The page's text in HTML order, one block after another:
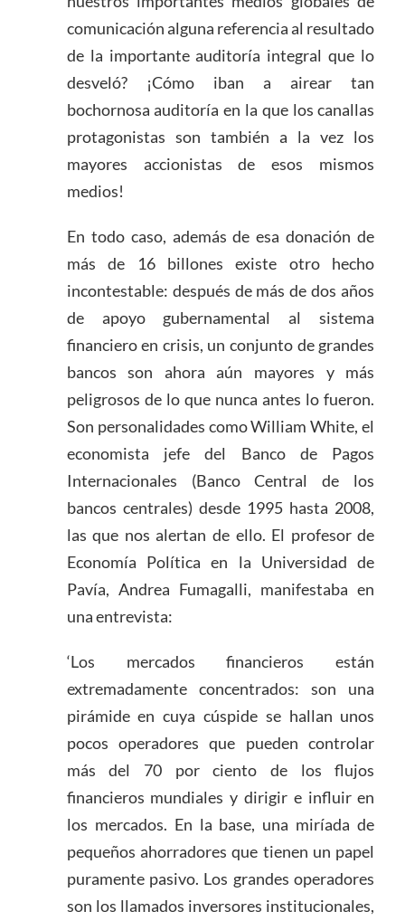
comunicación alguna referencia al resultado
de la importante auditoría integral que lo
desveló? ¡Cómo iban a airear tan
bochornosa auditoría en la que los canallas
protagonistas son también a la vez los
mayores accionistas de esos mismos
medios!
En todo caso, además de esa donación de
más de 16 billones existe otro hecho
incontestable: después de más de dos años
de apoyo gubernamental al sistema
financiero en crisis, un conjunto de grandes
bancos son ahora aún mayores y más
peligrosos de lo que nunca antes lo fueron.
Son personalidades como William White, el
economista jefe del Banco de Pagos
Internacionales (Banco Central de los
bancos centrales) desde 1995 hasta 2008,
las que nos alertan de ello. El profesor de
Economía Política en la Universidad de
Pavía, Andrea Fumagalli, manifestaba en
una entrevista:
‘Los mercados financieros están
extremadamente concentrados: son una
pirámide en cuya cúspide se hallan unos
pocos operadores que pueden controlar
más del 70 por ciento de los flujos
financieros mundiales y dirigir e influir en
los mercados. En la base, una miríada de
pequeños ahorradores que tienen un papel
puramente pasivo. Los grandes operadores
son los llamados inversores institucionales,